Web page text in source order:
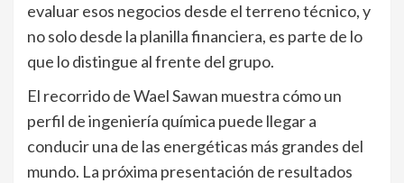
evaluar esos negocios desde el terreno técnico, y
no solo desde la planilla financiera, es parte de lo
que lo distingue al frente del grupo.
El recorrido de Wael Sawan muestra cómo un
perfil de ingeniería química puede llegar a
conducir una de las energéticas más grandes del
mundo. La próxima presentación de resultados